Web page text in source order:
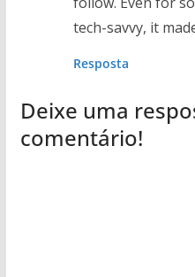
tech-savvy, it
Resposta
Deixe uma
comentário!